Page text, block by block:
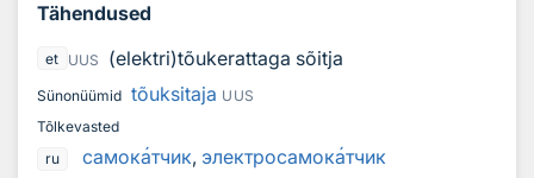
Tähendused
et UUS (elektri)tõukerattaga sõitja
Sünonüümid tõuksitaja UUS
Tõlkevasted
ru
самокатчик, электросамокатчик